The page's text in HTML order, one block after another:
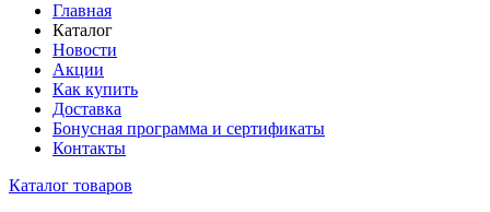
Главная
Каталог
Новости
Акции
Как купить
Доставка
Бонусная программа и сертификаты
Контакты
Каталог товаров